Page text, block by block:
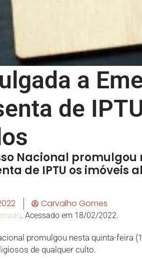
a
de
Nacional
de IPTU os
Carvalho Gomes
. Acessado em 18/02/2022.
promulgou nesta quinta-feira
de qualquer culto.